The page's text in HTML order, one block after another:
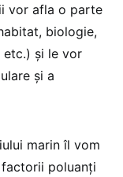
vor afla o parte
biologie,
și le vor
și a
marin îl vom
poluanți